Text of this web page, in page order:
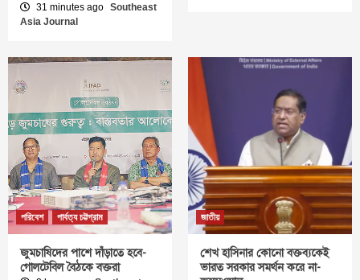
31 minutes ago Southeast
Asia Journal
পরিবেশ পার্বত্য চট্টগ্রাম
জুমচাষিদের পাশে দাঁড়াতে হবে-
গোলটেবিল বৈঠকে বক্তরা
জাতীয়
শেখ হাসিনার কোনো বক্তব্যকেই
ভারত সরকার সমর্থন করে না-